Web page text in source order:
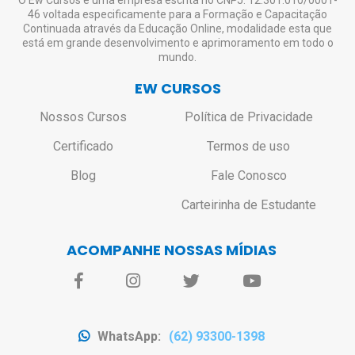
acesso aos alunos que não solicitarem o
certificado.
46 voltada especificamente para a Formação e Capacitação
Continuada através da Educação Online, modalidade esta que
está em grande desenvolvimento e aprimoramento em todo o
mundo.
EW CURSOS
Nossos Cursos
Certificado
Blog
Política de Privacidade
Termos de uso
Fale Conosco
Carteirinha de Estudante
ACOMPANHE NOSSAS MÍDIAS
WhatsApp: (62) 93300-1398